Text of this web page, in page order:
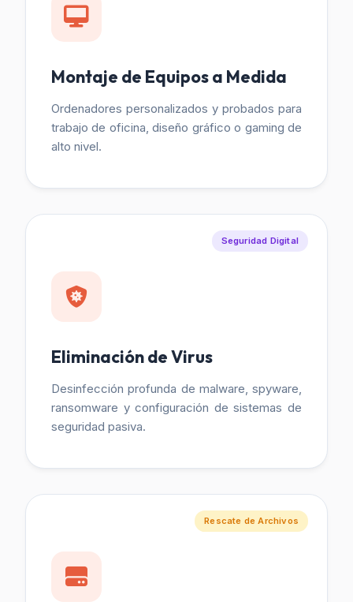
Montaje de Equipos a Medida
Ordenadores personalizados y probados para
trabajo de oficina, diseño gráfico o gaming de
alto nivel.
Seguridad Digital
Eliminación de Virus
Desinfección profunda de malware, spyware,
ransomware y configuración de sistemas de
seguridad pasiva.
Rescate de Archivos